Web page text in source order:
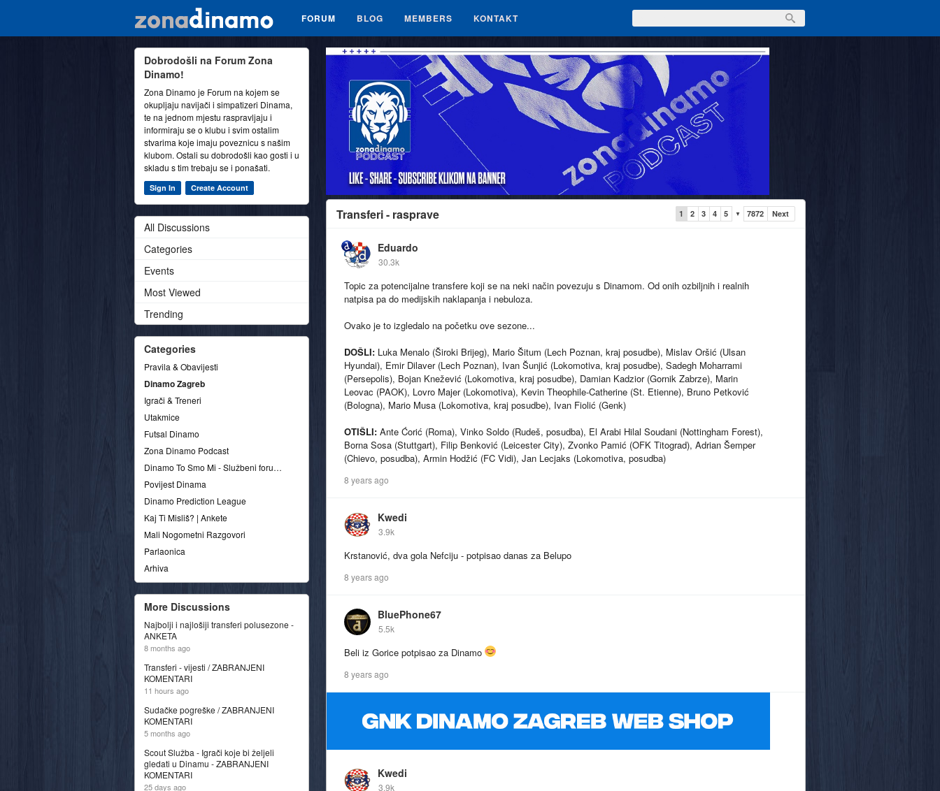
FORUM BLOG MEMBERS KONTAKT
Transferi - rasprave 1 2 3 4 5 ▼ 7872 Next
Eduardo
30.3k
Topic za potencijalne transfere koji se na neki način povezuju s Dinamom. Od onih ozbiljnih i realnih
natpisa pa do medijskih naklapanja i nebuloza.
Ovako je to izgledalo na početku ove sezone...
DOŠLI: Luka Menalo (Široki Brijeg), Mario Šitum (Lech Poznan, kraj posudbe), Mislav Oršić (Ulsan
Hyundai), Emir Dilaver (Lech Poznan), Ivan Šunjić (Lokomotiva, kraj posudbe), Sadegh Moharrami
(Persepolis), Bojan Knežević (Lokomotiva, kraj posudbe), Damian Kadzior (Gornik Zabrze), Marin
Leovac (PAOK), Lovro Majer (Lokomotiva), Kevin Theophile-Catherine (St. Etienne), Bruno Petković
(Bologna), Mario Musa (Lokomotiva, kraj posudbe), Ivan Fiolić (Genk)
OTIŠLI: Ante Ćorić (Roma), Vinko Soldo (Rudeš, posudba), El Arabi Hilal Soudani (Nottingham Forest),
Borna Sosa (Stuttgart), Filip Benković (Leicester City), Zvonko Pamić (OFK Titograd), Adrian Šemper
(Chievo, posudba), Armin Hodžić (FC Vidi), Jan Lecjaks (Lokomotiva, posudba)
8 years ago
Kwedi
3.9k
Krstanović, dva gola Nefciju - potpisao danas za Belupo
8 years ago
BluePhone67
5.5k
Beli iz Gorice potpisao za Dinamo
8 years ago
Kwedi
3.9k
Dobrodošli na Forum Zona
Dinamo!
Zona Dinamo je Forum na kojem se
okupljaju navijači i simpatizeri Dinama,
te na jednom mjestu raspravljaju i
informiraju se o klubu i svim ostalim
stvarima koje imaju poveznicu s našim
klubom. Ostali su dobrodošli kao gosti i u
skladu s tim trebaju se i ponašati.
Sign In Create Account
All Discussions
Categories
Events
Most Viewed
Trending
Categories
Pravila & Obavijesti
Dinamo Zagreb
Igrači & Treneri
Utakmice
Futsal Dinamo
Zona Dinamo Podcast
Dinamo To Smo Mi - Službeni forum udruge
Povijest Dinama
Dinamo Prediction League
Kaj Ti Misliš? | Ankete
Mali Nogometni Razgovori
Parlaonica
Arhiva
More Discussions
Najbolji i najlošiji transferi polusezone -
ANKETA
8 months ago
Transferi - vijesti / ZABRANJENI
KOMENTARI
11 hours ago
Sudačke pogreške / ZABRANJENI
KOMENTARI
5 months ago
Scout Služba - Igrači koje bi željeli
gledati u Dinamu - ZABRANJENI
KOMENTARI
25 days ago